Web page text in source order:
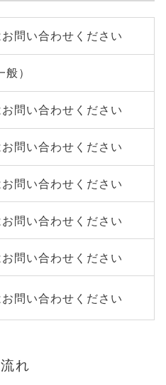
問い合わせください
）
問い合わせください
問い合わせください
問い合わせください
問い合わせください
問い合わせください
問い合わせください
れ